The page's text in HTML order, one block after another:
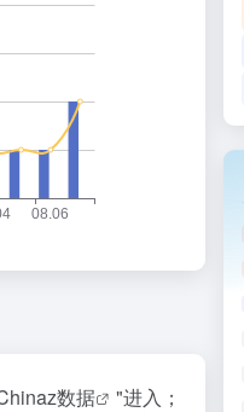
数据
"进入；